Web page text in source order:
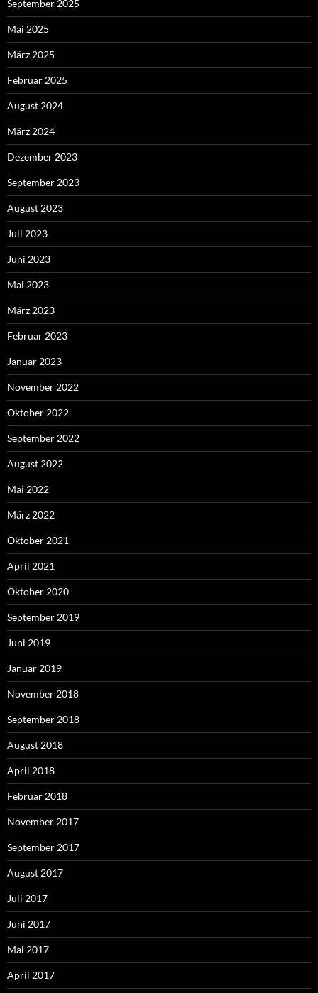
September 2025
Mai 2025
März 2025
Februar 2025
August 2024
März 2024
Dezember 2023
September 2023
August 2023
Juli 2023
Juni 2023
Mai 2023
März 2023
Februar 2023
Januar 2023
November 2022
Oktober 2022
September 2022
August 2022
Mai 2022
März 2022
Oktober 2021
April 2021
Oktober 2020
September 2019
Juni 2019
Januar 2019
November 2018
September 2018
August 2018
April 2018
Februar 2018
November 2017
September 2017
August 2017
Juli 2017
Juni 2017
Mai 2017
April 2017